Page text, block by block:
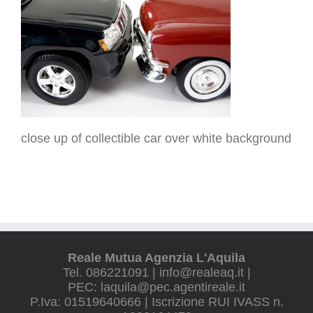
close up of collectible car over white background
Reale Mutua Agenzia L'Aquila
Tel. 086221091 | info@realeaq.it |
PEC: laquila@pec.agentireale.it
P.Iva: 01519640666 | Iscrizione RUI IVASS n.